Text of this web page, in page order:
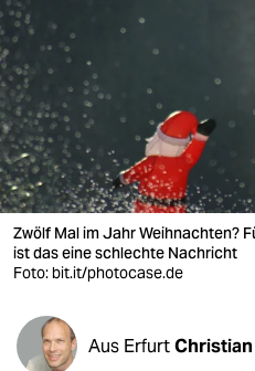
berlin
nord
wahrheit
verlag
verlag
veranstaltungen
fragen & hilfe
Zwölf Mal im Jahr Weihnachten?
ist das eine schlechte Nachricht
Foto: bit.it/photocase.de
Aus ErfurtChristian